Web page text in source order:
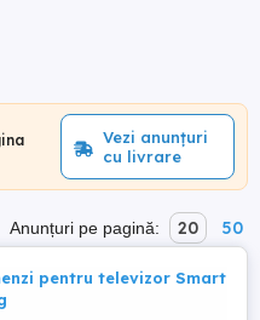
Vezi anunțuri
cu livrare
Anunțuri pe pagină: 20 50
pentru televizor Smart